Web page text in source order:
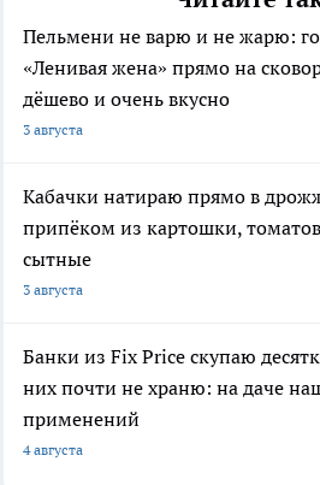
Пельмени не варю и не жарю:
«Ленивая жена» прямо на
дёшево и очень вкусно
3 августа
Кабачки натираю прямо в
припёком из картошки,
сытные
3 августа
Банки из Fix Price скупаю
них почти не храню: на даче
применений
4 августа